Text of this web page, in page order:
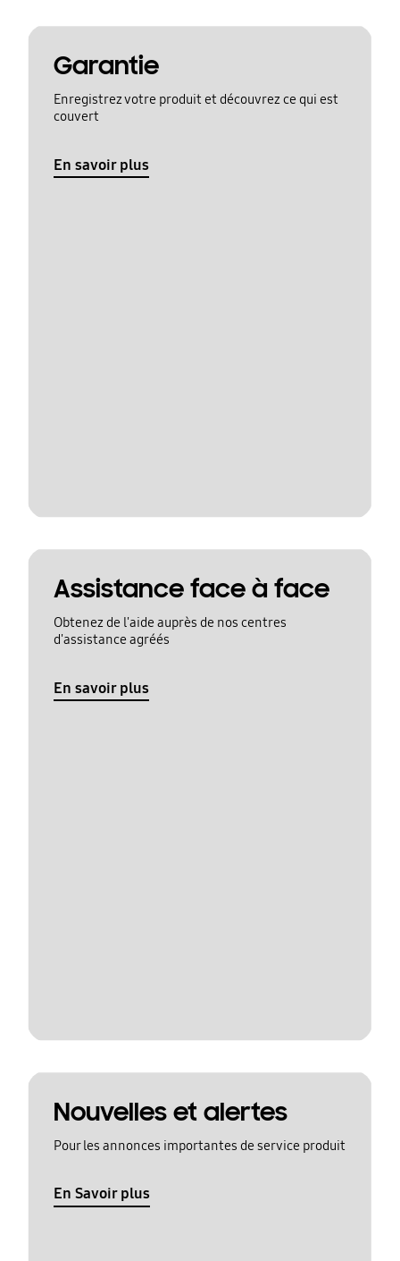
Garantie
Enregistrez votre produit et découvrez ce qui est
couvert
En savoir plus
Assistance face à face
Obtenez de l'aide auprès de nos centres
d'assistance agréés
En savoir plus
Nouvelles et alertes
Pour les annonces importantes de service produit
En Savoir plus